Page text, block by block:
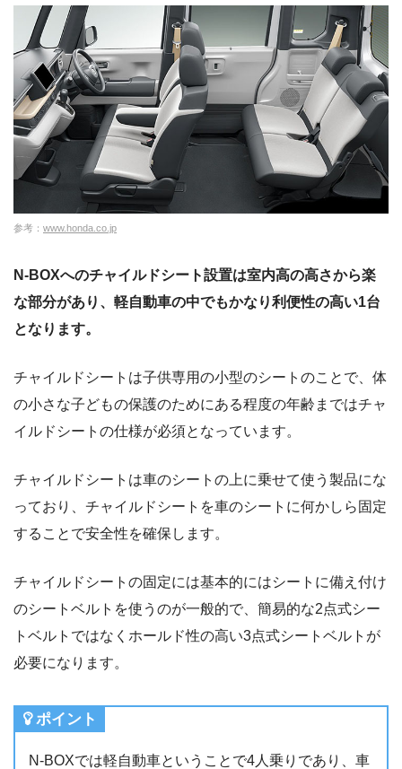
参考： www.honda.co.jp
N-BOXへのチャイルドシート設置は室内高の高さから楽
な部分があり、軽自動車の中でもかなり利便性の高い1台
となります。
チャイルドシートは子供専用の小型のシートのことで、体
の小さな子どもの保護のためにある程度の年齢まではチャ
イルドシートの仕様が必須となっています。
チャイルドシートは車のシートの上に乗せて使う製品にな
っており、チャイルドシートを車のシートに何かしら固定
することで安全性を確保します。
チャイルドシートの固定には基本的にはシートに備え付け
のシートベルトを使うのが一般的で、簡易的な2点式シー
トベルトではなくホールド性の高い3点式シートベルトが
必要になります。
ポイント
N-BOXでは軽自動車ということで4人乗りであり、車